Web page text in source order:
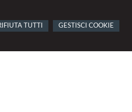
TUTTI GESTISCI COOKIE